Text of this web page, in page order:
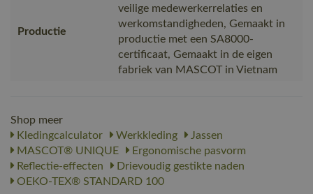
Productie
veilige medewerkerrelaties en
werkomstandigheden, Gemaakt in
productie met een SA8000-
certificaat, Gemaakt in de eigen
fabriek van MASCOT in Vietnam
Shop meer
Kledingcalculator
Werkkleding
Jassen
MASCOT® UNIQUE
Ergonomische pasvorm
Reflectie-effecten
Drievoudig gestikte naden
OEKO-TEX® STANDARD 100